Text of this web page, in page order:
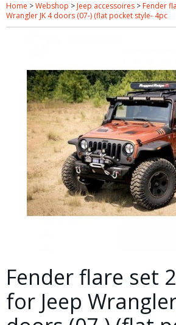
Home >Webshop > Jeep accessoires > Fender
Wrangler JK 4 doors (07-) (flat pocket style- 4pc
Fender flare set
for Jeep